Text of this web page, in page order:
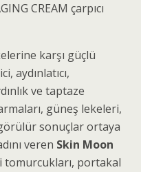
CREAM çarpıcı
karşı güçlü
aydınlatıcı,
ve taptaze
güneş lekeleri,
sonuçlar ortaya
veren Skin Moon
tomurcukları, portakal